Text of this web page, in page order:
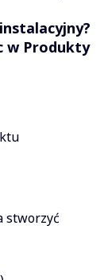
w Produkty
stworzyć